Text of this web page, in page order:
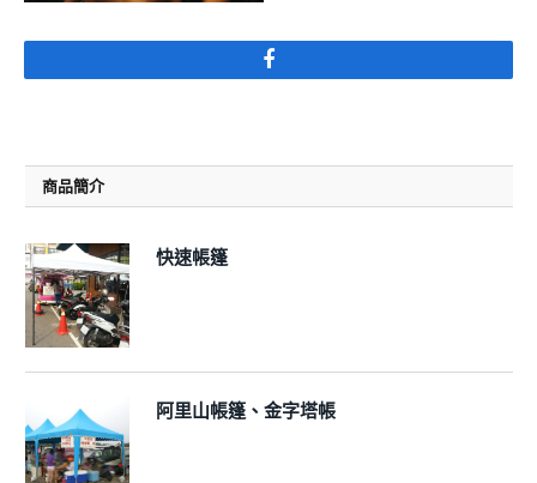
Facebook
商品簡介
快速帳篷
阿里山帳篷、金字塔帳